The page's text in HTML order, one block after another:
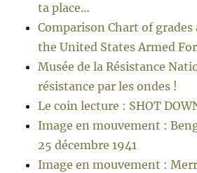
ta place…
Comparison Chart of
the United States Armed
Musée de la Résistance
résistance par les ondes !
Le coin lecture : SHOT
Image en mouvement :
25 décembre 1941
Image en mouvement :